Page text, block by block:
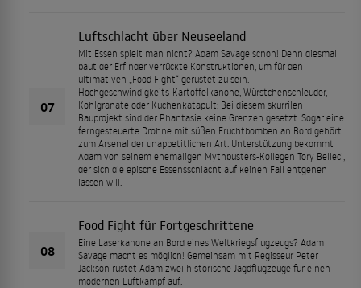
07
Luftschlacht über Neuseeland
Mit Essen spielt man nicht? Adam Savage schon! Denn diesmal
baut der Erfinder verrückte Konstruktionen, um für den
ultimativen „Food Fight“ gerüstet zu sein.
Hochgeschwindigkeits-Kartoffelkanone, Würstchenschleuder,
Kohlgranate oder Kuchenkatapult: Bei diesem skurrilen
Bauprojekt sind der Phantasie keine Grenzen gesetzt. Sogar eine
ferngesteuerte Drohne mit süßen Fruchtbomben an Bord gehört
zum Arsenal der unappetitlichen Art. Unterstützung bekommt
Adam von seinem ehemaligen Mythbusters-Kollegen Tory Belleci,
der sich die epische Essensschlacht auf keinen Fall entgehen
lassen will.
08
Food Fight für Fortgeschrittene
Eine Laserkanone an Bord eines Weltkriegsflugzeugs? Adam
Savage macht es möglich! Gemeinsam mit Regisseur Peter
Jackson rüstet Adam zwei historische Jagdflugzeuge für einen
modernen Luftkampf auf.